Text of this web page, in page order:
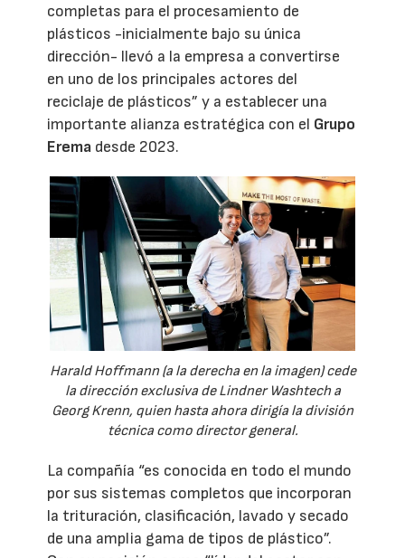
completas para el procesamiento de
plásticos -inicialmente bajo su única
dirección- llevó a la empresa a convertirse
en uno de los principales actores del
reciclaje de plásticos” y a establecer una
importante alianza estratégica con el Grupo
Erema desde 2023.
Harald Hoffmann (a la derecha en la imagen) cede
la dirección exclusiva de Lindner Washtech a
Georg Krenn, quien hasta ahora dirigía la división
técnica como director general.
La compañía “es conocida en todo el mundo
por sus sistemas completos que incorporan
la trituración, clasificación, lavado y secado
de una amplia gama de tipos de plástico”.